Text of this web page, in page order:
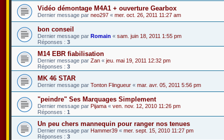
Vidéo démontage M4A1 + ouverture Gearbox
Dernier message par neo297 « mer. oct. 26, 2011 11:27 am
bon conseil
Dernier message par Romain « sam. juin 18, 2011 1:55 pm
Réponses : 3
M14 EBR fiabilisation
Dernier message par Zan « jeu. mai 19, 2011 12:32 pm
Réponses : 3
MK 46 STAR
Dernier message par Tonton Flingueur « mar. avr. 05, 2011 5:56 pm
"peindre" Ses Marquages Simplement
Dernier message par Pijama « ven. nov. 12, 2010 11:26 pm
Réponses : 1
Un peu chers mannequin pour ranger nos tenues
Dernier message par Hammer39 « mer. sept. 15, 2010 11:27 pm
Réponses : 3